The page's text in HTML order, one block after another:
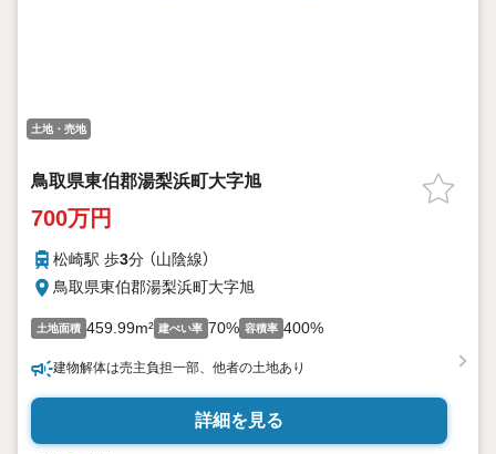
土地・売地
鳥取県東伯郡湯梨浜町大字旭
700万円
松崎駅 歩3分 （山陰線）
鳥取県東伯郡湯梨浜町大字旭
土地面積 459.99m² 建ぺい率 70% 容積率 400%
建物解体は売主負担一部、他者の土地あり
詳細を見る